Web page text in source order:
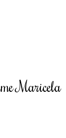
Maricela